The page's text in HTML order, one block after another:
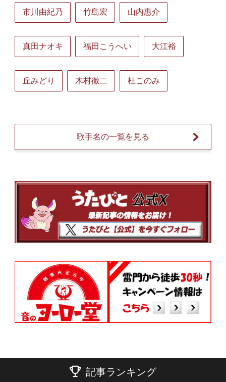
市川由紀乃 竹島宏 山内惠介
真田ナオキ 福田こうへい 大江裕
丘みどり 木村徹二 杜このみ
歌手名の一覧を見る
記事ランキング